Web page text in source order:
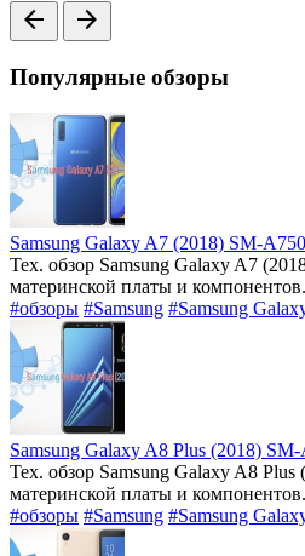
arrow_back
arrow_forward
Популярные обзоры
Samsung Galaxy A7 (2018) SM-A750
Тех. обзор Samsung Galaxy A7
материнской платы и компонентов.
#обзоры #Samsung #Samsung
Samsung Galaxy A8 Plus (2018)
Тех. обзор Samsung Galaxy A8
материнской платы и компонентов.
#обзоры #Samsung #Samsung